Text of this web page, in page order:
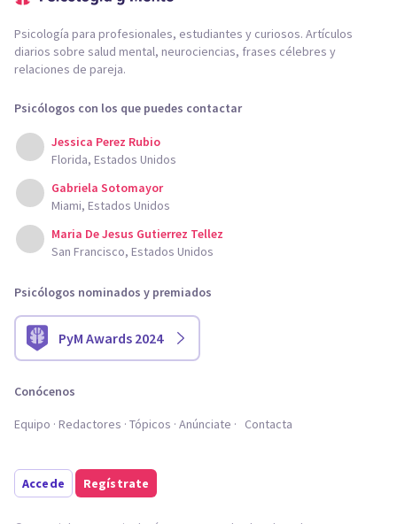
Psicología para profesionales, estudiantes y curiosos. Artículos
diarios sobre salud mental, neurociencias, frases célebres y
relaciones de pareja.
Psicólogos con los que puedes contactar
Jessica Perez Rubio
Florida, Estados Unidos
Gabriela Sotomayor
Miami, Estados Unidos
Maria De Jesus Gutierrez Tellez
San Francisco, Estados Unidos
Psicólogos nominados y premiados
PyM Awards 2024
Conócenos
Equipo Redactores Tópicos Anúnciate Contacta
Accede Regístrate